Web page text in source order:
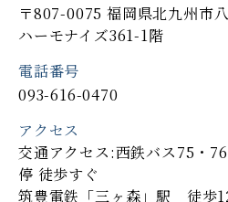
〒807-0075 福岡県北九州市
ハーモナイズ361-1階
電話番号
093-616-0470
アクセス
交通アクセス:西鉄バス75・
停 徒歩すぐ
筑豊電鉄「三ヶ森」駅 徒歩